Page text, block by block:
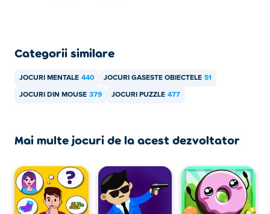
Categorii similare
JOCURI MENTALE 440 JOCURI GASESTE OBIECTELE 51
JOCURI DIN MOUSE 379 JOCURI PUZZLE 477
Mai multe jocuri de la acest dezvoltator